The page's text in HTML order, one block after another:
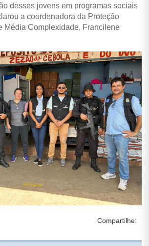
desses jovens em programas sociais
a coordenadora da Proteção
Média Complexidade, Francilene
Compartilhe: